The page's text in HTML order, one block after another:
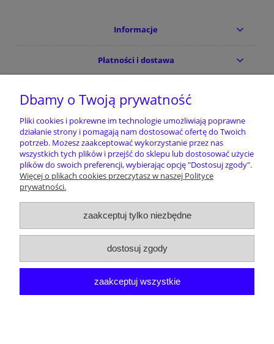
Informacje
Płatności i dostawa
Pomoc
Nie znalazłeś tego czego szukałeś/szukałaś
?Koniecznie nam o tym powiedz
Pomóż dopasować nasz asortyment do Twoich
potrzeb oraz potrzeb innych zainteresowanych
klientów.
Dbamy o Twoją prywatność
Pliki cookies i pokrewne im technologie umożliwiają poprawne
działanie strony i pomagają nam dostosować ofertę do Twoich
potrzeb. Możesz zaakceptować wykorzystanie przez nas
wszystkich tych plików i przejść do sklepu lub dostosować użycie
plików do swoich preferencji, wybierając opcję "Dostosuj zgody".
Więcej o plikach cookies przeczytasz w naszej Polityce
prywatności.
zaakceptuj tylko niezbędne
dostosuj zgody
zaakceptuj wszystkie